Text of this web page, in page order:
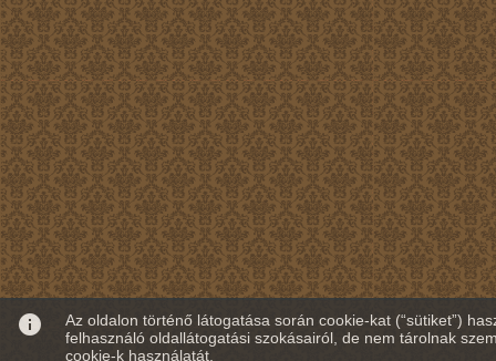
info
Az oldalon történő látogatása során cookie-kat (“sütiket”)
felhasználó oldallátogatási szokásairól, de nem tárolnak
cookie-k használatát.